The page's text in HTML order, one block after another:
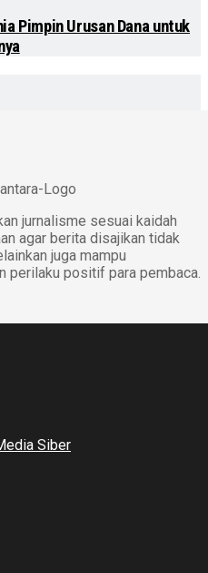
Pimpin Urusan Dana untuk
jurnalisme sesuai kaidah
agar berita disajikan tidak
juga mampu
perilaku positif para pembaca.
Siber